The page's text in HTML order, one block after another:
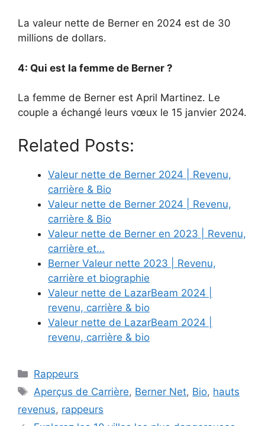
La valeur nette de Berner en 2024 est de 30
millions de dollars.
4: Qui est la femme de Berner ?
La femme de Berner est April Martinez. Le
couple a échangé leurs vœux le 15 janvier 2024.
Related Posts:
Valeur nette de Berner 2024 | Revenu,
carrière & Bio
Valeur nette de Berner 2024 | Revenu,
carrière & Bio
Valeur nette de Berner en 2023 | Revenu,
carrière et…
Berner Valeur nette 2023 | Revenu,
carrière et biographie
Valeur nette de LazarBeam 2024 |
revenu, carrière & bio
Valeur nette de LazarBeam 2024 |
revenu, carrière & bio
Categories
Rappeurs
Tags
Aperçus de Carrière, Berner Net, Bio, hauts
revenus, rappeurs